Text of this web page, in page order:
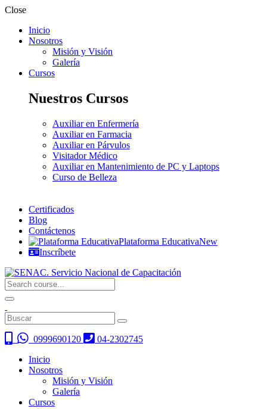
Close
Inicio
Nosotros
Misión y Visión
Galería
Cursos
Nuestros Cursos
Auxiliar en Enfermería
Auxiliar en Farmacia
Auxiliar en Párvulos
Visitador Médico
Auxiliar en Mantenimiento de PC y Laptops
Curso de Belleza
Certificados
Blog
Contáctenos
Plataforma EducativaNew
Inscríbete
0999690120
04-2302745
Inicio
Nosotros
Misión y Visión
Galería
Cursos